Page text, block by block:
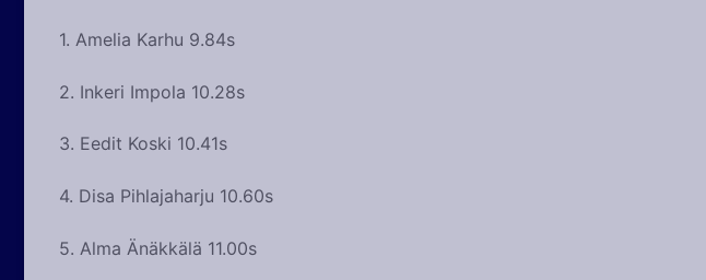
1. Amelia Karhu 9.84s
2. Inkeri Impola 10.28s
3. Eedit Koski 10.41s
4. Disa Pihlajaharju 10.60s
5. Alma Änäkkälä 11.00s